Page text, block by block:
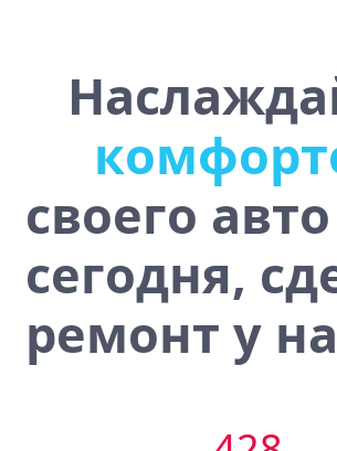
комфорт
своего
сегодня,
ремонт у